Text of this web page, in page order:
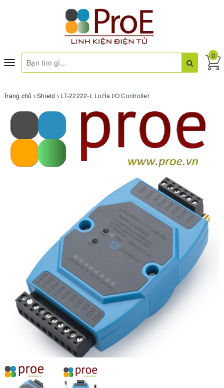
Toggle
navigation
0
Trang chủ Shield LT-22222-L LoRa I/O Controller